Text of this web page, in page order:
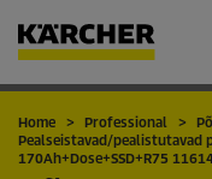
Ostukorv
Home Professional
Pealseistavad/pealistutavad
170Ah+Dose+SSD+R75